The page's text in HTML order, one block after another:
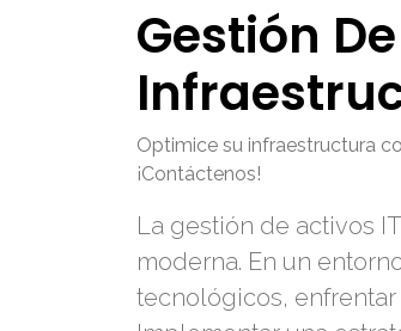
Gestión
Optimice su infraestructura
¡Contáctenos!
La gestión de activos
moderna. En un
tecnológicos,